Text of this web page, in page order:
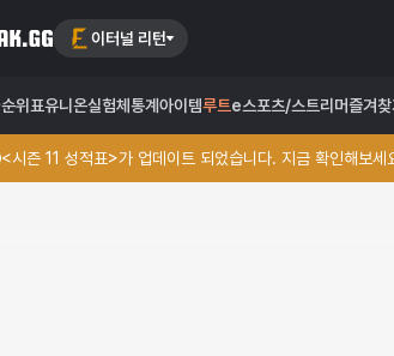
이터널 리턴
순위표유니온실험체 통계 아이템루트e스포츠/스트리머즐겨찾
<시즌 11 성적표>가 업데이트 되었습니다. 지금 확인해보세